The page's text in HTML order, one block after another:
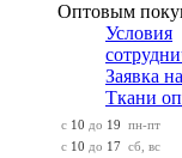
Оптовым
Условия
Заявка
Ткани
с 10 до 19
пн-пт
с 10 до 17 сб, вс